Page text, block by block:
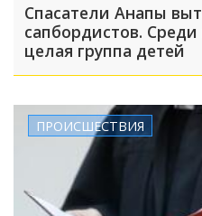
Спасатели Анапы
сапбордистов.
целая группа детей
ПРОИСШЕСТВИЯ